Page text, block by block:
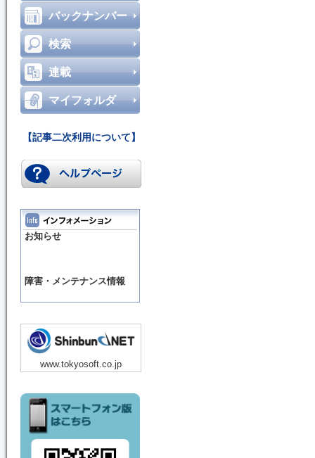
バックナンバー
検索
連載
マイフォルダ
【記事二次利用について】
お知らせ
障害・メンテナンス情報
www.tokyosoft.co.jp